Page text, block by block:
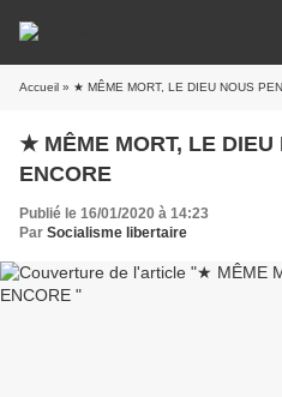
Accueil » ★ MÊME MORT, LE DIEU NOUS
★ MÊME MORT, LE DIEU
ENCORE
Publié le 16/01/2020 à 14:23
Par Socialisme libertaire